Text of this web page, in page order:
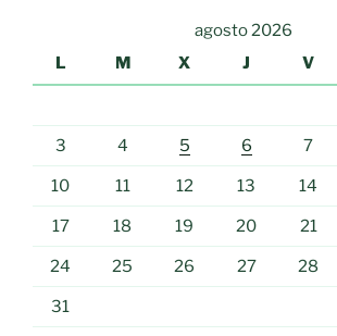
agosto 2026
L
M X J V
3 4 5 6 7
10 11 12 13 14
17 18 19 20 21
24 25 26 27 28
31